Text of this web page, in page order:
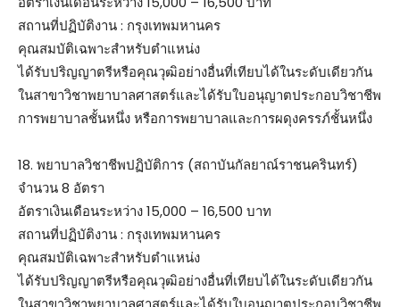
สถานที่ปฏิบัติงาน : กรุงเทพมหานคร
คุณสมบัติเฉพาะสำหรับตำแหน่ง
ได้รับปริญญาตรีหรือคุณวุฒิอย่างอื่นที่เทียบได้ในระดับเดียวกัน
ในสาขาวิชาพยาบาลศาสตร์และได้รับใบอนุญาตประกอบวิชาชีพ
การพยาบาลชั้นหนึ่ง หรือการพยาบาลและการผดุงครรภ์ชั้นหนึ่ง
18. พยาบาลวิชาชีพปฏิบัติการ (สถาบันกัลยาณ์ราชนครินทร์)
จำนวน 8 อัตรา
อัตราเงินเดือนระหว่าง 15,000 – 16,500 บาท
สถานที่ปฏิบัติงาน : กรุงเทพมหานคร
คุณสมบัติเฉพาะสำหรับตำแหน่ง
ได้รับปริญญาตรีหรือคุณวุฒิอย่างอื่นที่เทียบได้ในระดับเดียวกัน